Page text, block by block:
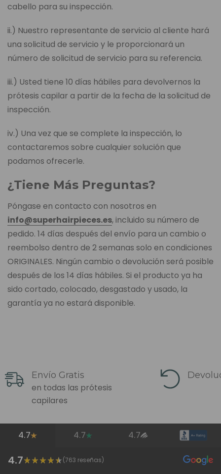
cabello para su inspección.
ii.) Nuestro representante de servicio al cliente hará
una solicitud de servicio y le proporcionará un
número de solicitud de servicio para su referencia.
iii.) Usted tiene 10 días hábiles para devolvernos la
prótesis capilar a partir de la fecha de la solicitud de
inspección.
iv.) Una vez que se complete la inspección, lo
contactaremos sobre cualquier solución que
podamos ofrecerle.
¿Tiene Más Preguntas?
Póngase en contacto con nosotros en
info@superhairpieces.es, incluido su número de
pedido. 14 días después del envío para un cambio o
reembolso dentro de 2 semanas solo en condiciones
ORIGINALES. Ningún cambio o devolución será posible
después de los 14 días hábiles. Si el producto ya ha
sido cortado, colocado, desgastado y usado, la
garantía ya no estará disponible.
Envío Gratis
en todas las prótesis
capilares
4.7 4.7 4.7
4.7 (763 reseñas)